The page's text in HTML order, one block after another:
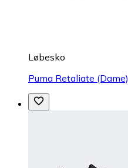
Løbesko
Puma Retaliate (Dame)